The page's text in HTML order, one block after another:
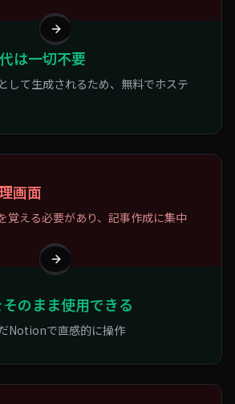
は一切不要
して生成されるため、無料でホステ
画面
覚える必要があり、記事作成に集中
のまま使用できる
Notionで直感的に操作